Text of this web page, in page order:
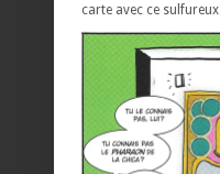
carte avec ce sulfureux